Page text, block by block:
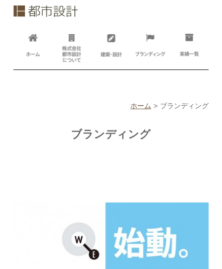
ホーム ブランディング
ブランディング